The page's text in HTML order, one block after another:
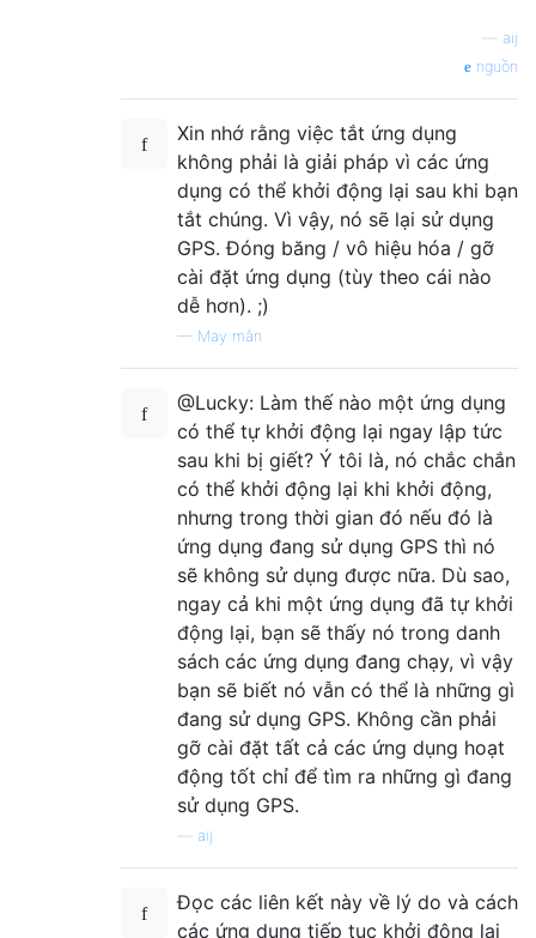
aij
nguồn
Xin nhớ rằng việc tắt ứng dụng
không phải là giải pháp vì các ứng
dụng có thể khởi động lại sau khi bạn
tắt chúng. Vì vậy, nó sẽ lại sử dụng
GPS. Đóng băng / vô hiệu hóa / gỡ
cài đặt ứng dụng (tùy theo cái nào
dễ hơn). ;)
— May mắn
@Lucky: Làm thế nào một ứng dụng
có thể tự khởi động lại ngay lập tức
sau khi bị giết? Ý tôi là, nó chắc chắn
có thể khởi động lại khi khởi động,
nhưng trong thời gian đó nếu đó là
ứng dụng đang sử dụng GPS thì nó
sẽ không sử dụng được nữa. Dù sao,
ngay cả khi một ứng dụng đã tự khởi
động lại, bạn sẽ thấy nó trong danh
sách các ứng dụng đang chạy, vì vậy
bạn sẽ biết nó vẫn có thể là những gì
đang sử dụng GPS. Không cần phải
gỡ cài đặt tất cả các ứng dụng hoạt
động tốt chỉ để tìm ra những gì đang
sử dụng GPS.
aij
Đọc các liên kết này về lý do và cách
các ứng dụng tiếp tục khởi động lại